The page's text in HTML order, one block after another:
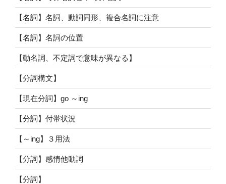
【名詞】名詞、動詞同形、複合名詞に注意
【名詞】名詞の位置
【動名詞、不定詞で意味が異なる】
【分詞構文】
【現在分詞】go ～ing
【分詞】付帯状況
【～ing】３用法
【分詞】感情他動詞
【分詞】